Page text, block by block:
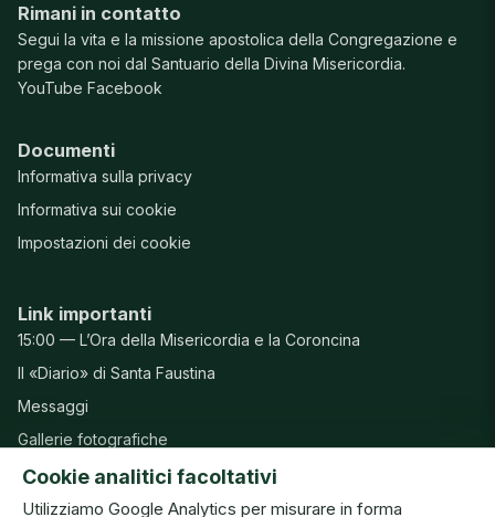
Rimani in contatto
Segui la vita e la missione apostolica della Congregazione e
prega con noi dal Santuario della Divina Misericordia.
YouTube Facebook
Documenti
Informativa sulla privacy
Informativa sui cookie
Impostazioni dei cookie
Link importanti
15:00 — L’Ora della Misericordia e la Coroncina
Il «Diario» di Santa Faustina
Messaggi
Gallerie fotografiche
Preghiere
Cookie analitici facoltativi
Utilizziamo Google Analytics per misurare in forma